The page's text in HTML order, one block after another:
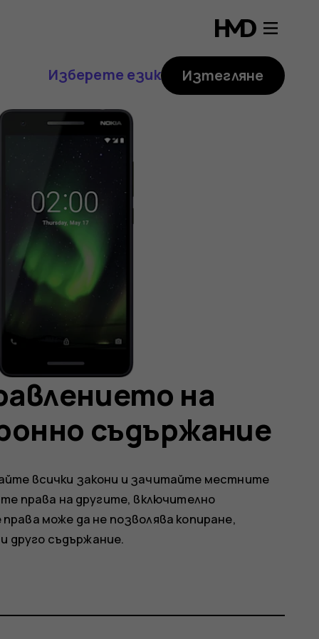
Изберете език Изтегляне
на
съдържание
всички закони и зачитайте местните
права на другите, включително
може да не позволява копиране,
друго съдържание.